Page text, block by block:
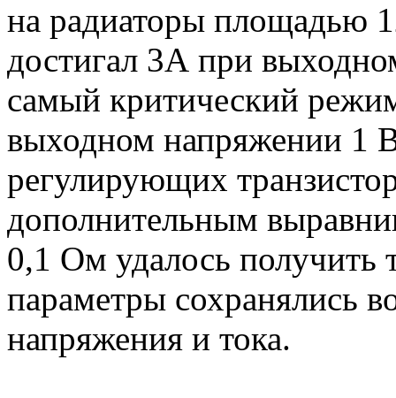
на радиаторы площадью
достигал 3А при
самый критический
выходном напряжении 1
регулирующих
дополнительным
0,1 Ом удалось получить
параметры сохранялись
напряжения и тока.